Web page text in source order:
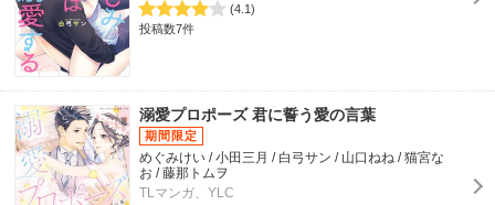
(4.1)
投稿数7件
溺愛プロポーズ 君に誓う愛の言葉
めぐみけい / 小田三月 / 白弓サン / 山口ねね / 猫宮な
お / 藤那トムヲ
TLマンガ、YLC